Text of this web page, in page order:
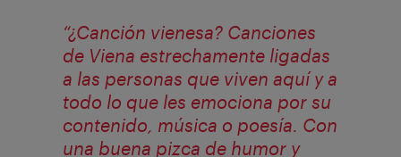
“¿Canción vienesa? Canciones
de Viena estrechamente ligadas
a las personas que viven aquí y a
todo lo que les emociona por su
contenido, música o poesía. Con
una buena pizca de humor y